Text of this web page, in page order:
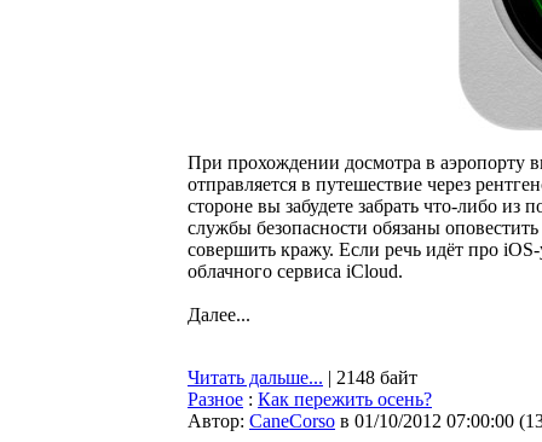
При прохождении досмотра в аэропорту
отправляется в путешествие через
стороне вы забудете забрать что-либо
службы безопасности обязаны
совершить кражу. Если речь идёт про
облачного сервиса iCloud.
Далее...
Читать дальше... | 2148 байт
Разное : Как пережить осень?
Автор: CaneCorso в 01/10/2012 07:00:00 (